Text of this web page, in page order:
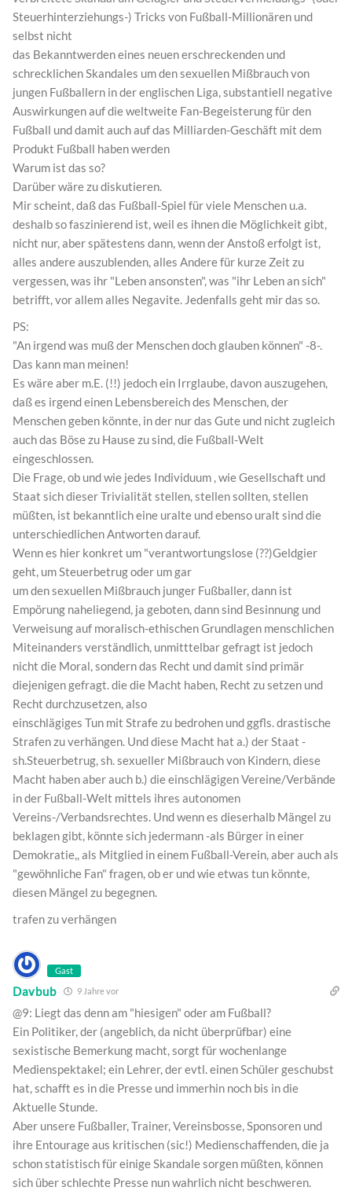
Steuerhinterziehungs-) Tricks von Fußball-Millionären und
selbst nicht
das Bekanntwerden eines neuen erschreckenden und
schrecklichen Skandales um den sexuellen Mißbrauch von
jungen Fußballern in der englischen Liga, substantiell negative
Auswirkungen auf die weltweite Fan-Begeisterung für den
Fußball und damit auch auf das Milliarden-Geschäft mit dem
Produkt Fußball haben werden
Warum ist das so?
Darüber wäre zu diskutieren.
Mir scheint, daß das Fußball-Spiel für viele Menschen u.a.
deshalb so faszinierend ist, weil es ihnen die Möglichkeit gibt,
nicht nur, aber spätestens dann, wenn der Anstoß erfolgt ist,
alles andere auszublenden, alles Andere für kurze Zeit zu
vergessen, was ihr "Leben ansonsten", was "ihr Leben an sich"
betrifft, vor allem alles Negavite. Jedenfalls geht mir das so.
PS:
"An irgend was muß der Menschen doch glauben können" -8-.
Das kann man meinen!
Es wäre aber m.E. (!!) jedoch ein Irrglaube, davon auszugehen,
daß es irgend einen Lebensbereich des Menschen, der
Menschen geben könnte, in der nur das Gute und nicht zugleich
auch das Böse zu Hause zu sind, die Fußball-Welt
eingeschlossen.
Die Frage, ob und wie jedes Individuum , wie Gesellschaft und
Staat sich dieser Trivialität stellen, stellen sollten, stellen
müßten, ist bekanntlich eine uralte und ebenso uralt sind die
unterschiedlichen Antworten darauf.
Wenn es hier konkret um "verantwortungslose (??)Geldgier
geht, um Steuerbetrug oder um gar
um den sexuellen Mißbrauch junger Fußballer, dann ist
Empörung naheliegend, ja geboten, dann sind Besinnung und
Verweisung auf moralisch-ethischen Grundlagen menschlichen
Miteinanders verständlich, unmitttelbar gefragt ist jedoch
nicht die Moral, sondern das Recht und damit sind primär
diejenigen gefragt. die die Macht haben, Recht zu setzen und
Recht durchzusetzen, also
einschlägiges Tun mit Strafe zu bedrohen und ggfls. drastische
Strafen zu verhängen. Und diese Macht hat a.) der Staat -
sh.Steuerbetrug, sh. sexueller Mißbrauch von Kindern, diese
Macht haben aber auch b.) die einschlägigen Vereine/Verbände
in der Fußball-Welt mittels ihres autonomen
Vereins-/Verbandsrechtes. Und wenn es dieserhalb Mängel zu
beklagen gibt, könnte sich jedermann -als Bürger in einer
Demokratie,, als Mitglied in einem Fußball-Verein, aber auch als
"gewöhnliche Fan" fragen, ob er und wie etwas tun könnte,
diesen Mängel zu begegnen.
trafen zu verhängen
Gast
Davbub 9 Jahre vor
@9: Liegt das denn am "hiesigen" oder am Fußball?
Ein Politiker, der (angeblich, da nicht überprüfbar) eine
sexistische Bemerkung macht, sorgt für wochenlange
Medienspektakel; ein Lehrer, der evtl. einen Schüler geschubst
hat, schafft es in die Presse und immerhin noch bis in die
Aktuelle Stunde.
Aber unsere Fußballer, Trainer, Vereinsbosse, Sponsoren und
ihre Entourage aus kritischen (sic!) Medienschaffenden, die ja
schon statistisch für einige Skandale sorgen müßten, können
sich über schlechte Presse nun wahrlich nicht beschweren.